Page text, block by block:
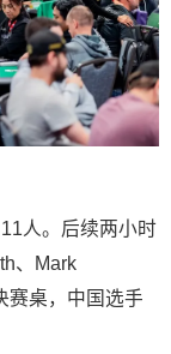
人。后续两小时
、Mark
赛桌，中国选手